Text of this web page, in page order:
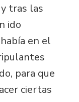
tras las
ido
en el
para que
ciertas